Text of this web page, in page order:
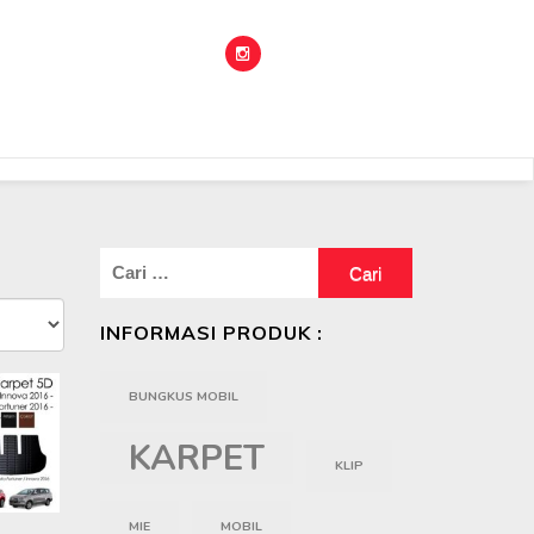
Cari
INFORMASI PRODUK :
BUNGKUS MOBIL
KARPET KLIP
MIE MOBIL